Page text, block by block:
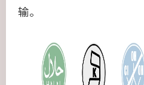
输。